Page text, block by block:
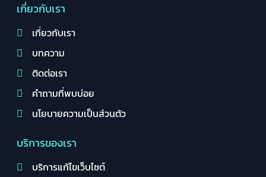
เกี่ยวกับเรา
เกี่ยวกับเรา
บทความ
ติดต่อเรา
คำถามที่พบบ่อย
นโยบายความเป็นส่วนตัว
บริการของเรา
บริการแก้ไขเว็บไซต์